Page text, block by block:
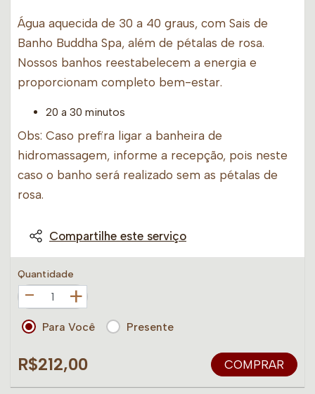
Água aquecida de 30 a 40 graus, com Sais de
Banho Buddha Spa, além de pétalas de rosa.
Nossos banhos reestabelecem a energia e
proporcionam completo bem-estar.
20 a 30 minutos
Obs: Caso prefira ligar a banheira de
hidromassagem, informe a recepção, pois neste
caso o banho será realizado sem as pétalas de
rosa.
Compartilhe este serviço
Quantidade
+
Para Você Presente
R$212,00 COMPRAR